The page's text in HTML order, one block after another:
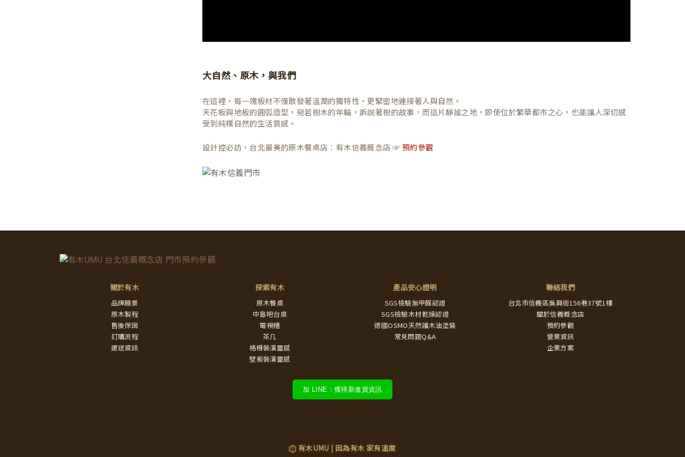
大自然、原木，與我們
在這裡，每一塊板材不僅散發著溫潤的獨特性，更緊密地連接著人與自然。
天花板與地板的圓弧造型，宛若樹木的年輪，訴說著樹的故事，而這片靜謐之地，即使位於繁華都市之心，也能讓人深切感
受到純樸自然的生活質感。
設計控必訪，台北最美的原木餐桌店：有木信義概念店 ☞ 預約參觀
關於有木
品牌願景
原木製程
售後保固
訂購流程
運送資訊
探索有木
原木餐桌
中島吧台桌
電視櫃
茶几
格柵裝潢靈感
壁板裝潢靈感
產品安心證明
SGS檢驗無甲醛認證
SGS檢驗木材乾燥認證
德國OSMO天然護木油塗裝
常見問題Q&A
聯絡我們
台北市信義區吳興街156巷37號1樓
關於信義概念店
預約參觀
營業資訊
企業方案
加 LINE：獲得新進貨資訊
有木UMU | 因為有木 家有溫度